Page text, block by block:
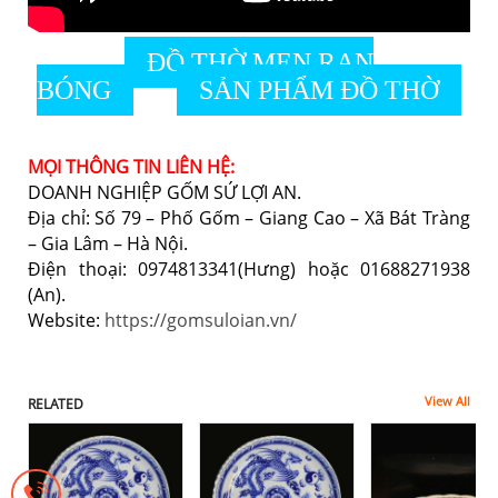
ĐỒ THỜ MEN RẠN
BÓNG
SẢN PHẨM ĐỒ THỜ
MỌI THÔNG TIN LIÊN HỆ:
DOANH NGHIỆP GỐM SỨ LỢI AN.
Địa chỉ: Số 79 – Phố Gốm – Giang Cao – Xã Bát Tràng
– Gia Lâm – Hà Nội.
Điện thoại: 0974813341(Hưng) hoặc 01688271938
(An).
Website: https://gomsuloian.vn/
RELATED View All